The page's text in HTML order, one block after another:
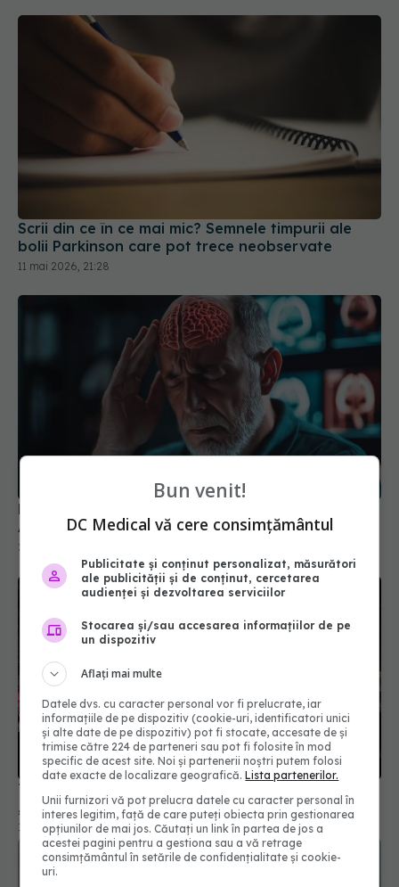
Scrii din ce în ce mai mic? Semnele timpurii ale
11 mai 2026, 21:28
Te rătăcești des la festivaluri? Ar putea fi un
„defect” al creierului despre care puțini știu
13 iun 2026, 21:48
Bun venit!
DC Medical vă cere consimțământul
Publicitate și conținut personalizat, măsurători
ale publicității și de conținut, cercetarea
audienței și dezvoltarea serviciilor
Stocarea și/sau accesarea informațiilor de pe
un dispozitiv
Aflați mai multe
Datele dvs. cu caracter personal vor fi prelucrate, iar
informațiile de pe dispozitiv (cookie-uri, identificatori unici
și alte date de pe dispozitiv) pot fi stocate, accesate de și
trimise către 224 de parteneri sau pot fi folosite în mod
specific de acest site. Noi și partenerii noștri putem folosi
date exacte de localizare geografică.Lista partenerilor.
Unii furnizori vă pot prelucra datele cu caracter personal în
interes legitim, față de care puteți obiecta prin gestionarea
opțiunilor de mai jos. Căutați un link în partea de jos a
acestei pagini pentru a gestiona sau a vă retrage
consimțământul în setările de confidențialitate și cookie-
uri.